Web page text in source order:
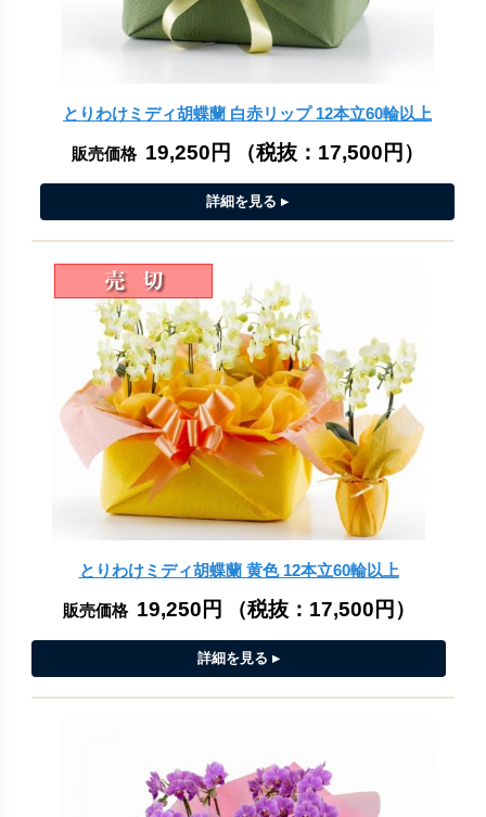
とりわけミディ胡蝶蘭 白赤リップ 12本立60輪以上
販売価格 19,250円 （税抜： 17,500円 ）
とりわけミディ胡蝶蘭 黄色 12本立60輪以上
販売価格 19,250円 （税抜： 17,500円 ）